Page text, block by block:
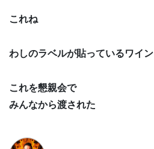
これね
わしのラベルが貼っているワイン
これを懇親会で
みんなから渡された